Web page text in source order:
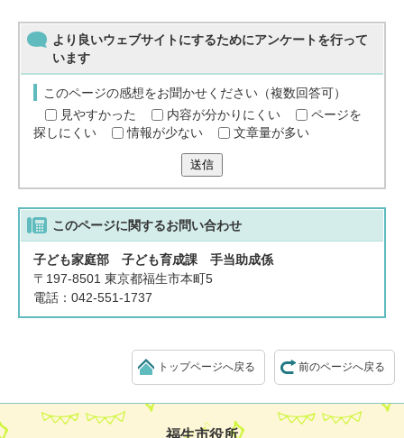
より良いウェブサイトにするためにアンケートを行って
います
このページの感想をお聞かせください（複数回答可）
見やすかった
内容が分かりにくい
ページを
探しにくい
情報が少ない 文章量が多い
送信
このページに関するお問い合わせ
子ども家庭部 子ども育成課 手当助成係
〒197-8501 東京都福生市本町5
電話：042-551-1737
前のページへ戻る
トップページへ戻る
福生市役所